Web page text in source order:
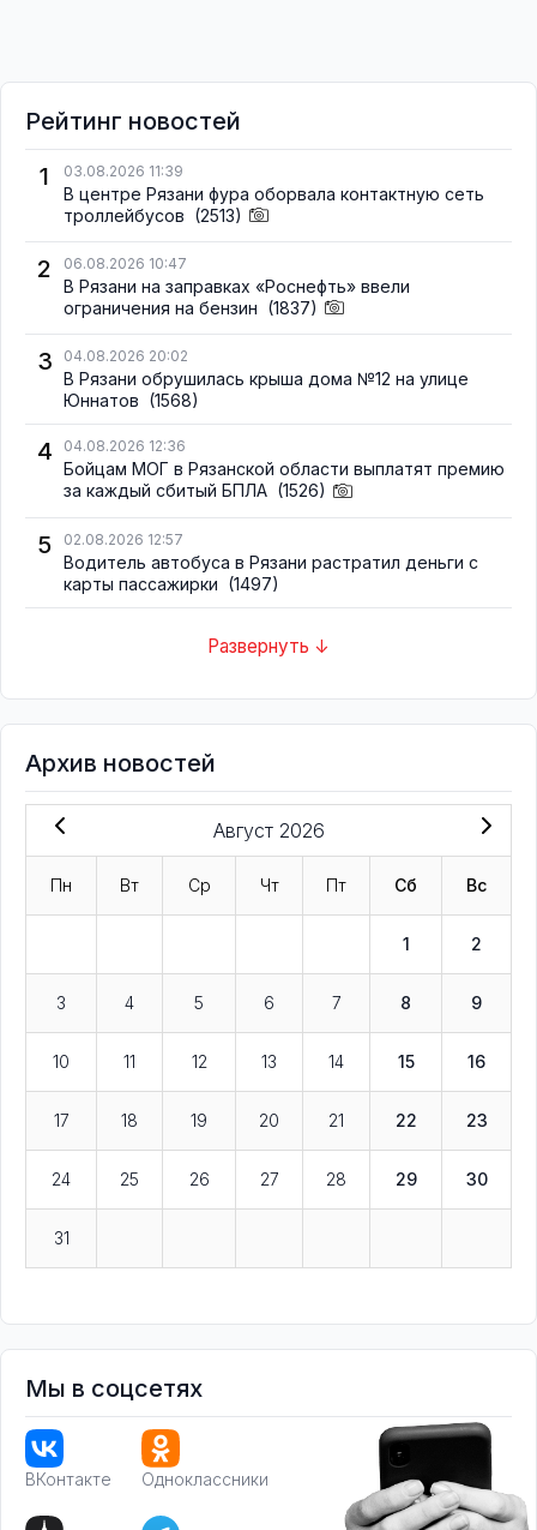
Рейтинг новостей
1
03.08.2026 11:39
В центре Рязани фура оборвала контактную сеть
троллейбусов (2513)
2 06.08.2026 10:47
В Рязани на заправках «Роснефть» ввели
ограничения на бензин (1837)
3 04.08.2026 20:02
В Рязани обрушилась крыша дома №12 на улице
Юннатов (1568)
4 04.08.2026 12:36
Бойцам МОГ в Рязанской области выплатят премию
за каждый сбитый БПЛА (1526)
5 02.08.2026 12:57
Водитель автобуса в Рязани растратил деньги с
карты пассажирки (1497)
Развернуть ↓
Архив новостей
Август 2026
Пн Вт Ср Чт Пт Сб Вс
1 2
3 4 5 6 7 8 9
10 11 12 13 14 15 16
17 18 19 20 21 22 23
24 25 26 27 28 29 30
31
Мы в соцсетях
ВКонтакте Одноклассники